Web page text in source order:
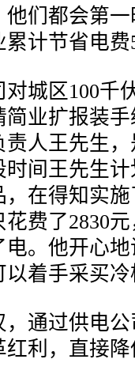
们都会第
计节省电费
城区100千
业扩报装
人王先生
间王先生
在得知实
费了2830
。他开心
着手采买
通过供电公
利，直接